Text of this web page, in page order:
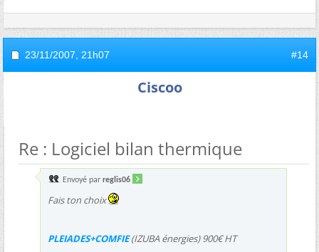
23/11/2007, 21h07 #14
Ciscoo
Re : Logiciel bilan thermique
Envoyé par reglis06
Fais ton choix
PLEIADES+COMFIE(IZUBA énergies) 900€ HT